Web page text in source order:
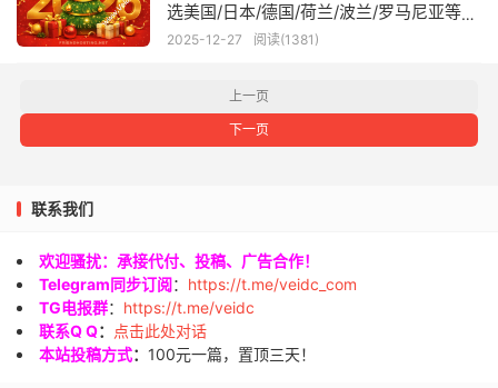
选美国/日本/德国/荷兰/波兰/罗马尼亚等机
房
2025-12-27 阅读(1381)
上一页
下一页
联系我们
欢迎骚扰：承接代付、投稿、广告合作！
Telegram同步订阅： https://t.me/veidc_com
TG电报群： https://t.me/veidc
联系Q Q：
点击此处对话
本站投稿方式： 100元一篇，置顶三天！